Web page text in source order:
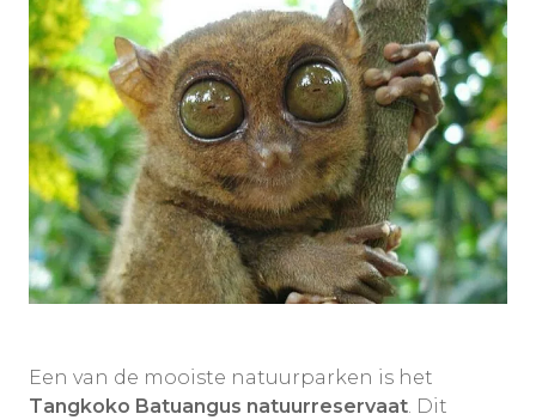
Een van de mooiste natuurparken is het
Tangkoko Batuangus natuurreservaat. Dit